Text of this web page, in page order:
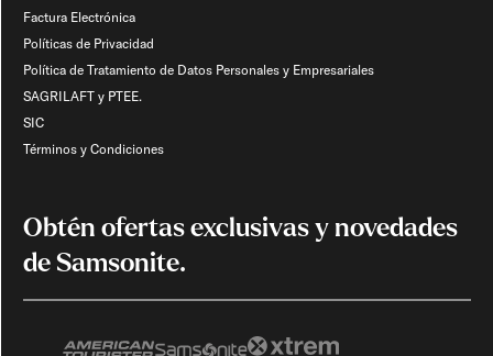
Factura Electrónica
Políticas de Privacidad
Política de Tratamiento de Datos Personales y Empresariales
SAGRILAFT y PTEE.
SIC
Términos y Condiciones
Obtén ofertas exclusivas y novedades
de Samsonite.